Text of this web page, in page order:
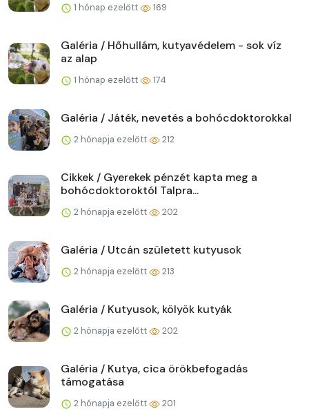
1 hónap ezelőtt 169
Galéria / Hőhullám, kutyavédelem - sok víz
az alap
1 hónap ezelőtt 174
Galéria / Játék, nevetés a bohócdoktorokkal
2 hónapja ezelőtt 212
Cikkek / Gyerekek pénzét kapta meg a
bohócdoktoroktól Talpra...
2 hónapja ezelőtt 202
Galéria / Utcán született kutyusok
2 hónapja ezelőtt 213
Galéria / Kutyusok, kölyök kutyák
2 hónapja ezelőtt 202
Galéria / Kutya, cica örökbefogadás
támogatása
2 hónapja ezelőtt 201